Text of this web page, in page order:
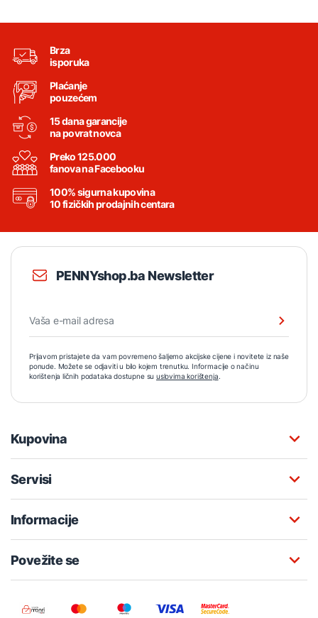
Brza
isporuka
Plaćanje
pouzećem
15 dana garancije
na povrat novca
Preko 125.000
fanova na Facebooku
100% sigurna kupovina
10 fizičkih prodajnih centara
PENNYshop.ba Newsletter
Prijavom pristajete da vam povremeno šaljemo akcijske cijene i novitete iz naše
ponude. Možete se odjaviti u bilo kojem trenutku. Informacije o načinu
korištenja ličnih podataka dostupne su uslovima korištenja.
Kupovina
Servisi
Informacije
Povežite se